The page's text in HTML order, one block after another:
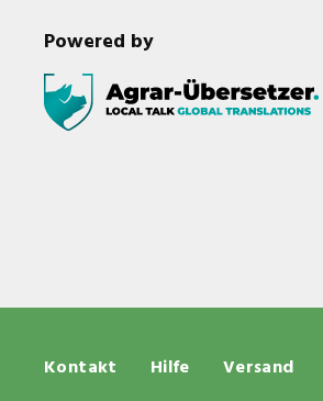
Powered by
Kontakt Hilfe Versand